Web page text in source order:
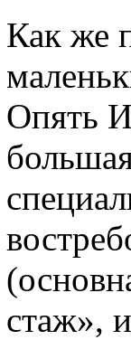
Как же
Опять
стаж»,